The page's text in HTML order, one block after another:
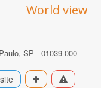
World view
SP - 01039-000